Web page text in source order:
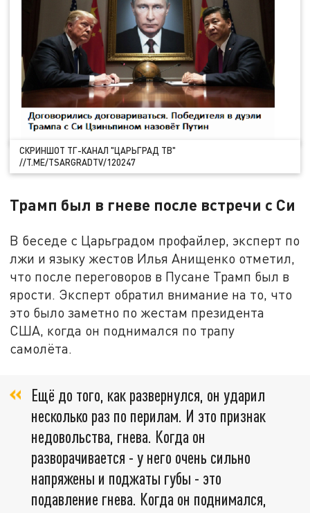
СКРИНШОТ ТГ-КАНАЛ "ЦАРЬГРАД ТВ"
//T.ME/TSARGRADTV/120247
Трамп был в гневе после встречи с Си
В беседе с Царьградом профайлер, эксперт по
лжи и языку жестов Илья Анищенко отметил,
что после переговоров в Пусане Трамп был в
ярости. Эксперт обратил внимание на то, что
это было заметно по жестам президента
США, когда он поднимался по трапу
самолёта.
Ещё до того, как развернулся, он ударил
несколько раз по перилам. И это признак
недовольства, гнева. Когда он
разворачивается - у него очень сильно
напряжены и поджаты губы - это
подавление гнева. Когда он поднимался,